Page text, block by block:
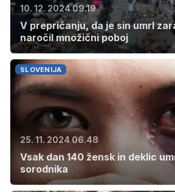
10. 12. 2024 09.19
V prepričanju, da je sin umrl
naročil množični poboj
SLOVENIJA
25. 11. 2024 06.48
Vsak dan 140 žensk in deklic
sorodnika